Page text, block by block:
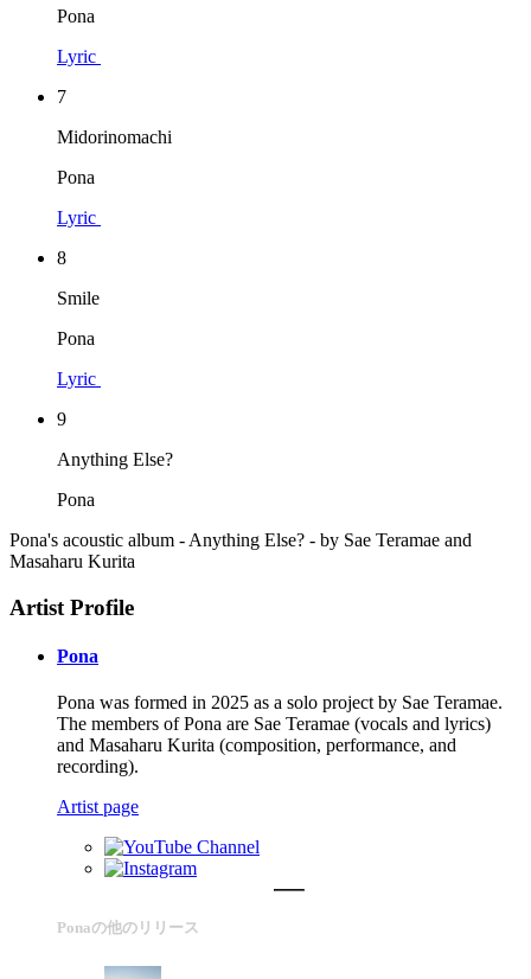
Pona
Lyric
7
Midorinomachi
Pona
Lyric
8
Smile
Pona
Lyric
9
Anything Else?
Pona
Pona's acoustic album - Anything Else? - by Sae Teramae and
Masaharu Kurita
Artist Profile
Pona
Pona was formed in 2025 as a solo project by Sae Teramae.
The members of Pona are Sae Teramae (vocals and lyrics)
and Masaharu Kurita (composition, performance, and
recording).
Artist page
Ponaの他のリリース